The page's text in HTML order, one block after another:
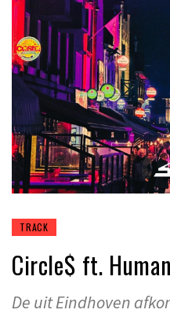
TRACK
Circle$ ft.
De uit Eindhoven